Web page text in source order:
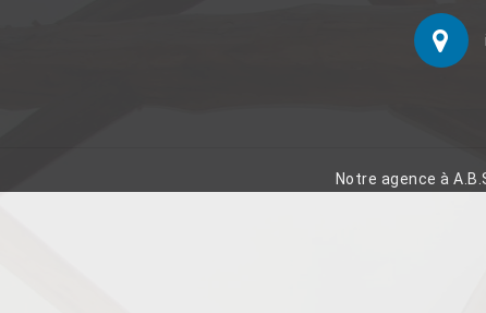
Notre agence à